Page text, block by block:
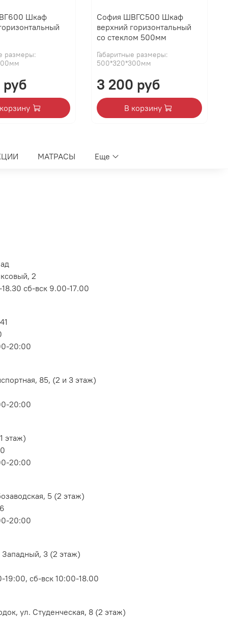
Шкаф
размеры:
София ШВГС500 Шкаф
верхний горизонтальный
со стеклом 500мм
Габаритные размеры:
500*320*300мм
3 200 руб
В корзину
МАТРАСЫ Еще
2
сб-вск 9.00-17.00
20:00
85, (2 и 3 этаж)
20:00
этаж)
20:00
5 (2 этаж)
20:00
3 (2 этаж)
сб-вск 10:00-18.00
ул. Студенческая, 8 (2 этаж)